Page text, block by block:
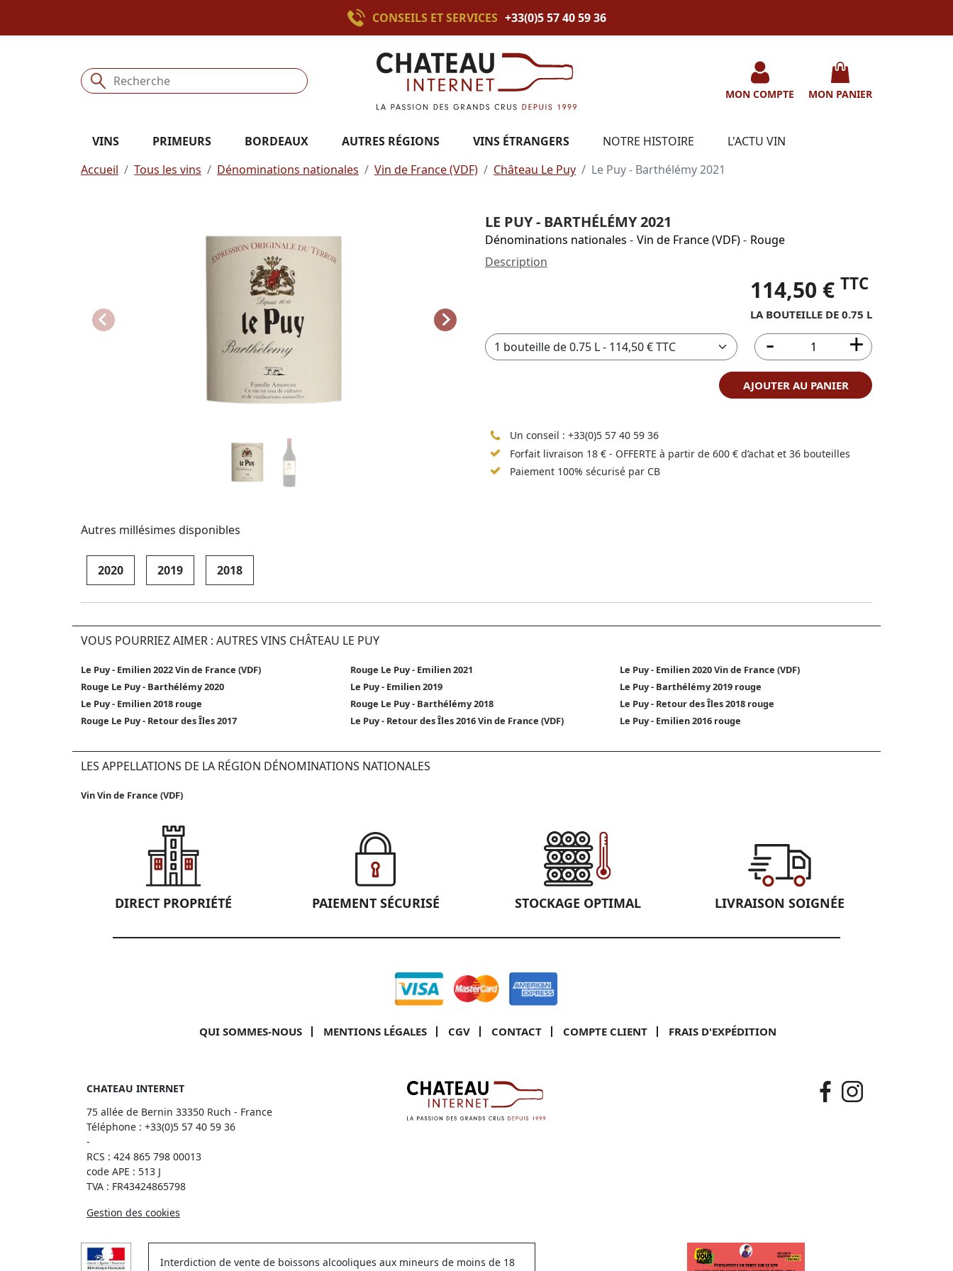
CONSEILS ET SERVICES +33(0)5 57 40 59 36
MON COMPTE MON PANIER
VINS PRIMEURS BORDEAUX AUTRES RÉGIONS VINS ÉTRANGERS NOTRE HISTOIRE
L'ACTU VIN
Accueil
Tous les vins Dénominations nationales Vin de France (VDF) Château Le Puy Le Puy - Barthélémy 2021
LE PUY - BARTHÉLÉMY 2021
Dénominations nationales - Vin de France (VDF)- Rouge
Description
114,50 € TTC
LA BOUTEILLE DE 0.75 L
AJOUTER AU PANIER
Un conseil : +33(0)5 57 40 59 36
Forfait livraison 18 € - OFFERTE à partir de 600 € d’achat et 36 bouteilles
Paiement 100% sécurisé par CB
Autres millésimes disponibles
2020 2019 2018
VOUS POURRIEZ AIMER : AUTRES VINS CHÂTEAU LE PUY
Le Puy - Emilien 2022 Vin de France (VDF) Rouge Le Puy - Emilien 2021
Le Puy - Emilien 2020 Vin de France (VDF)
Rouge Le Puy - Barthélémy 2020
Le Puy - Emilien 2019
Le Puy - Barthélémy 2019 rouge
Le Puy - Emilien 2018 rouge
Rouge Le Puy - Barthélémy 2018
Le Puy - Retour des Îles 2018 rouge
Rouge Le Puy - Retour des Îles 2017
Le Puy - Retour des Îles 2016 Vin de France (VDF) Le Puy - Emilien 2016 rouge
LES APPELLATIONS DE LA RÉGION DÉNOMINATIONS NATIONALES
Vin Vin de France (VDF)
DIRECT PROPRIÉTÉ PAIEMENT SÉCURISÉ STOCKAGE OPTIMAL LIVRAISON SOIGNÉE
QUI SOMMES-NOUS MENTIONS LÉGALES CGV CONTACT COMPTE CLIENT FRAIS D'EXPÉDITION
CHATEAU INTERNET
75 allée de Bernin 33350 Ruch - France
Téléphone : +33(0)5 57 40 59 36
-
RCS : 424 865 798 00013
code APE : 513 J
TVA : FR43424865798
Gestion des cookies
Interdiction de vente de boissons alcooliques aux mineurs de moins de 18